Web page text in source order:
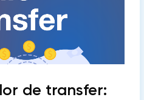
de transfer: